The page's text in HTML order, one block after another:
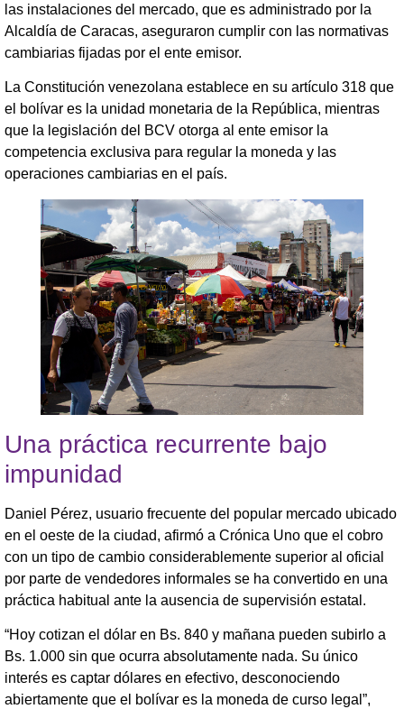
las instalaciones del mercado, que es administrado por la
Alcaldía de Caracas, aseguraron cumplir con las normativas
cambiarias fijadas por el ente emisor.
La Constitución venezolana establece en su artículo 318 que
el bolívar es la unidad monetaria de la República, mientras
que la legislación del BCV otorga al ente emisor la
competencia exclusiva para regular la moneda y las
operaciones cambiarias en el país.
Una práctica recurrente bajo
impunidad
Daniel Pérez, usuario frecuente del popular mercado ubicado
en el oeste de la ciudad, afirmó a Crónica Uno que el cobro
con un tipo de cambio considerablemente superior al oficial
por parte de vendedores informales se ha convertido en una
práctica habitual ante la ausencia de supervisión estatal.
“Hoy cotizan el dólar en Bs. 840 y mañana pueden subirlo a
Bs. 1.000 sin que ocurra absolutamente nada. Su único
interés es captar dólares en efectivo, desconociendo
abiertamente que el bolívar es la moneda de curso legal”,